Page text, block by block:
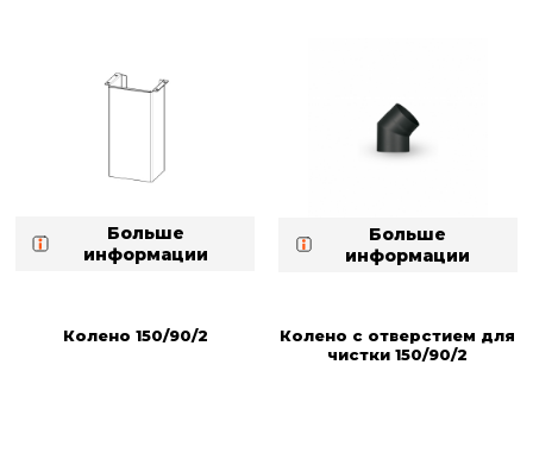
Больше
информации
Больше
информации
Колено 150/90/2
Колено с отверстием для
чистки 150/90/2